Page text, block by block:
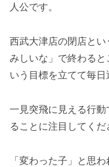
人公です。
西武大津店の閉店と
みしいな」で終わる
いう目標を立てて毎日
一見突飛に見える行
ることに注目してくだ
「変わった子」と思